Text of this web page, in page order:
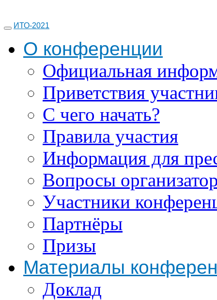
ИТО-2021
О конференции
Официальная
Приветствия
С чего начать?
Правила участия
Информация для
Вопросы
Участники
Партнёры
Призы
Материалы
Доклад